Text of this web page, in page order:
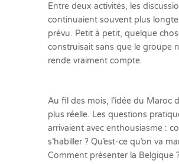
Entre deux activités, les
continuaient souvent plus
prévu. Petit à petit, quelque
construisait sans que le groupe
rende vraiment compte.
Au fil des mois, l’idée du Maroc
plus réelle. Les questions
arrivaient avec enthousiasme :
s’habiller ? Qu’est-ce qu’on va
Comment présenter la Belgique